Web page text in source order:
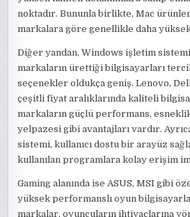
noktadır. Bununla birlikte, Mac
markalara göre genellikle daha
Diğer yandan, Windows işletim
markaların ürettiği bilgisayarları
seçenekler oldukça geniş. Lenovo,
çeşitli fiyat aralıklarında kaliteli
markaların güçlü performans,
yelpazesi gibi avantajları vardır.
sistemi, kullanıcı dostu bir arayüz
kullanılan programlara kolay erişim
Gaming alanında ise ASUS, MSI gibi
yüksek performanslı oyun
markalar, oyuncuların ihtiyaçlarına